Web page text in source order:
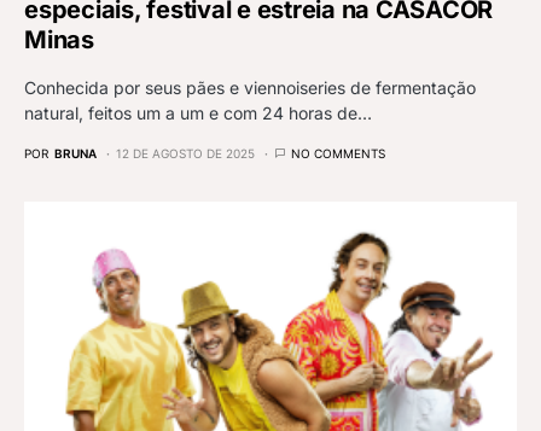
especiais, festival e estreia na CASACOR
Minas
Conhecida por seus pães e viennoiseries de fermentação
natural, feitos um a um e com 24 horas de…
POR BRUNA 12 DE AGOSTO DE 2025 NO COMMENTS